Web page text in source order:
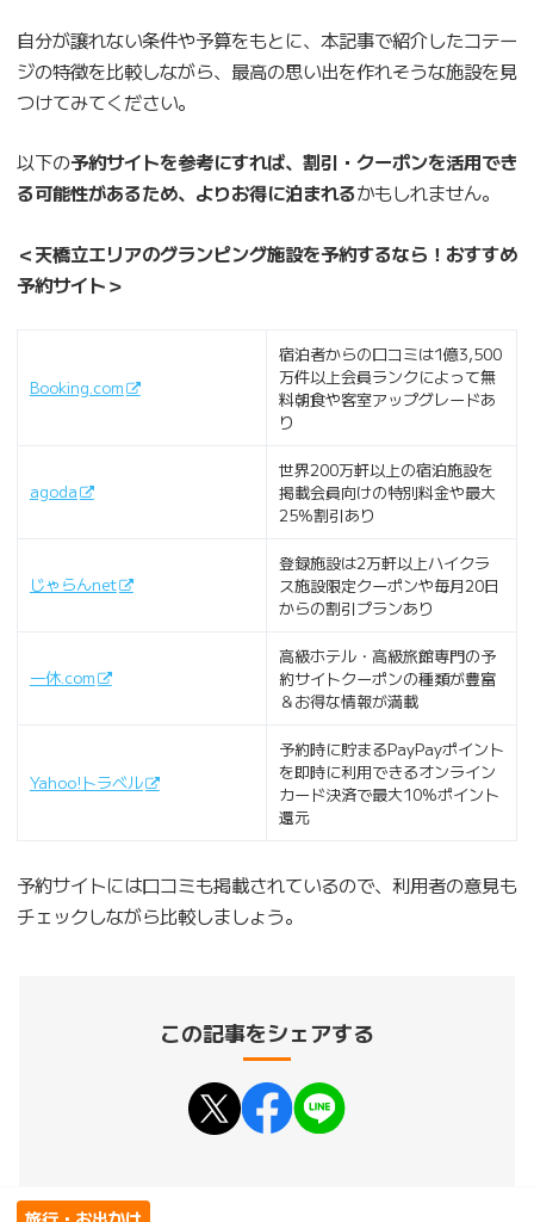
自分が譲れない条件や予算をもとに、本記事で紹介したコテー
ジの特徴を比較しながら、最高の思い出を作れそうな施設を見
つけてみてください。
以下の予約サイトを参考にすれば、割引・クーポンを活用でき
る可能性があるため、よりお得に泊まれるかもしれません。
＜天橋立エリアのグランピング施設を予約するなら！おすすめ
予約サイト＞
Booking.com
宿泊者からの口コミは1億3,500
万件以上会員ランクによって無
料朝食や客室アップグレードあ
り
agoda
世界200万軒以上の宿泊施設を
掲載会員向けの特別料金や最大
25%割引あり
じゃらんnet
登録施設は2万軒以上ハイクラ
ス施設限定クーポンや毎月20日
からの割引プランあり
一休.com
高級ホテル・高級旅館専門の予
約サイトクーポンの種類が豊富
＆お得な情報が満載
Yahoo!トラベル
予約時に貯まるPayPayポイント
を即時に利用できるオンライン
カード決済で最大10%ポイント
還元
予約サイトには口コミも掲載されているので、利用者の意見も
チェックしながら比較しましょう。
この記事をシェアする